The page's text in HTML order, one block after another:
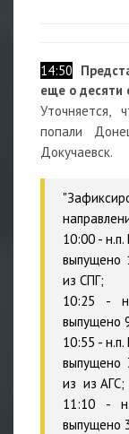
14:50
еще о десяти
Уточняется,
попали
Докучаевск.
10:00 -
выпущено
из СПГ;
10:25 -
выпущено
10:55 -
выпущено
из из АГС;
11:10 -
выпущено